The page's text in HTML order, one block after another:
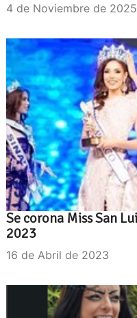
4 de Noviembre de 2025
Se corona Miss San
2023
16 de Abril de 2023